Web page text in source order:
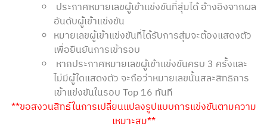
ประกาศหมายเลขผู้เข้าแข่งขันที่สุ่มได้ อ้างอิงจากผล
อันดับผู้เข้าแข่งขัน
หมายเลขผู้เข้าแข่งขันที่ได้รับการสุ่มจะต้องแสดงตัว
เพื่อยืนยันการเข้ารอบ
หากประกาศหมายเลขผู้เข้าแข่งขันครบ 3 ครั้งและ
ไม่มีผู้ใดแสดงตัว จะถือว่าหมายเลขนั้นสละสิทธิการ
เข้าแข่งขันในรอบTop 16 ทันที
**ขอสงวนสิทธ์ในการเปลี่ยนแปลงรูปแบบการแข่งขันตามความ
เหมาะสม**